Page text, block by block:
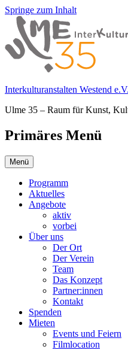
Springe zum Inhalt
Interkulturanstalten Westend e.V.
Ulme 35 – Raum für Kunst,
Primäres Menü
Menü
Programm
Aktuelles
Angebote
aktiv
vorbei
Über uns
Der Ort
Der Verein
Team
Das Konzept
Partner:innen
Kontakt
Spenden
Mieten
Events und Feiern
Filmlocation